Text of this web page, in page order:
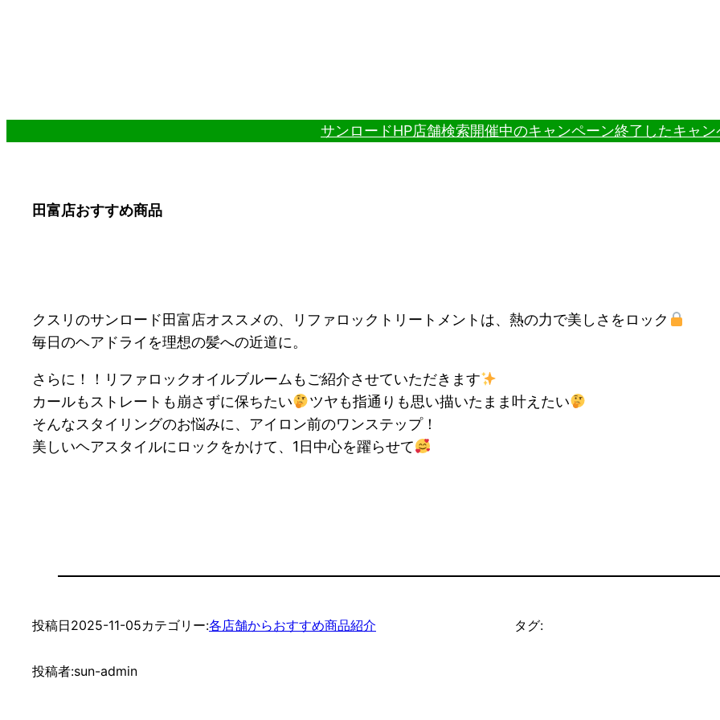
サンロードHP店舗検索開催中のキャンペーン終了したキャン
田富店おすすめ商品
クスリのサンロード田富店オススメの、リファロックトリートメントは、熱の力で美しさをロック
毎日のヘアドライを理想の髪への近道に。
さらに！！リファロックオイルブルームもご紹介させていただきます
カールもストレートも崩さずに保ちたい
ツヤも指通りも思い描いたまま叶えたい
そんなスタイリングのお悩みに、アイロン前のワンステップ！
美しいヘアスタイルにロックをかけて、1日中心を躍らせて
投稿日2025-11-05カテゴリー:各店舗からおすすめ商品紹介
投稿者:sun-admin
タグ: